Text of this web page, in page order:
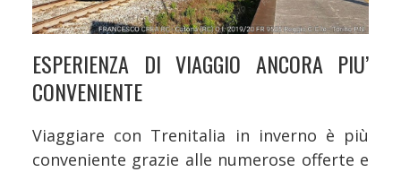
ESPERIENZA DI VIAGGIO ANCORA PIU’
CONVENIENTE
Viaggiare con Trenitalia in inverno è più
conveniente grazie alle numerose offerte e